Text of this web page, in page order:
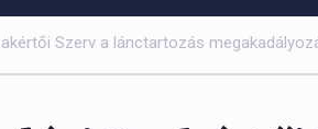
Szerv a lánctartozás